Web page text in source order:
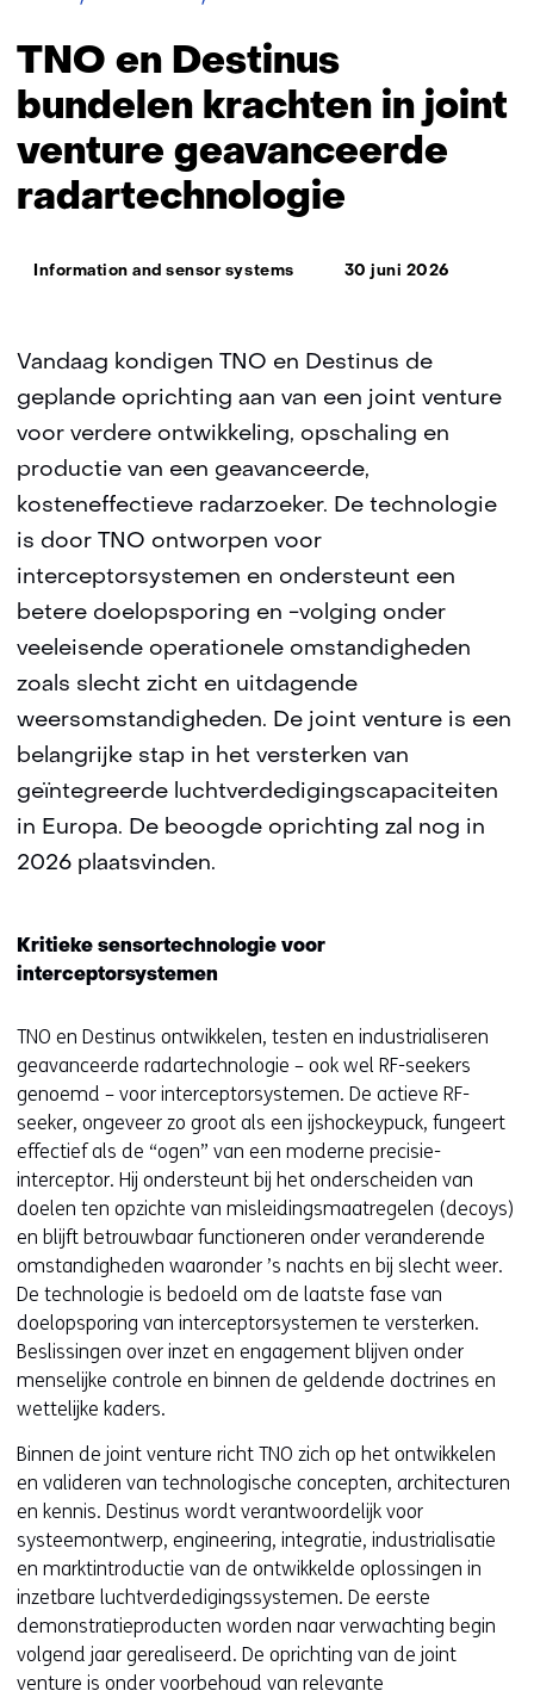
Destinus
bundelen
krachten
in
joint
venture
geavanceerde
radartechnologie
TNO en Destinus
bundelen krachten in joint
venture geavanceerde
radartechnologie
Thema:
Information and sensor systems 30 juni 2026
Vandaag kondigen TNO en Destinus de
geplande oprichting aan van een joint venture
voor verdere ontwikkeling, opschaling en
productie van een geavanceerde,
kosteneffectieve radarzoeker. De technologie
is door TNO ontworpen voor
interceptorsystemen en ondersteunt een
betere doelopsporing en -volging onder
veeleisende operationele omstandigheden
zoals slecht zicht en uitdagende
weersomstandigheden. De joint venture is een
belangrijke stap in het versterken van
geïntegreerde luchtverdedigingscapaciteiten
in Europa. De beoogde oprichting zal nog in
2026 plaatsvinden.
Kritieke sensortechnologie voor
interceptorsystemen
TNO en Destinus ontwikkelen, testen en industrialiseren
geavanceerde radartechnologie – ook wel RF-seekers
genoemd – voor interceptorsystemen. De actieve RF-
seeker, ongeveer zo groot als een ijshockeypuck, fungeert
effectief als de “ogen” van een moderne precisie-
interceptor. Hij ondersteunt bij het onderscheiden van
doelen ten opzichte van misleidingsmaatregelen (decoys)
en blijft betrouwbaar functioneren onder veranderende
omstandigheden waaronder ’s nachts en bij slecht weer.
De technologie is bedoeld om de laatste fase van
doelopsporing van interceptorsystemen te versterken.
Beslissingen over inzet en engagement blijven onder
menselijke controle en binnen de geldende doctrines en
wettelijke kaders.
Binnen de joint venture richt TNO zich op het ontwikkelen
en valideren van technologische concepten, architecturen
en kennis. Destinus wordt verantwoordelijk voor
systeemontwerp, engineering, integratie, industrialisatie
en marktintroductie van de ontwikkelde oplossingen in
inzetbare luchtverdedigingssystemen. De eerste
demonstratieproducten worden naar verwachting begin
volgend jaar gerealiseerd. De oprichting van de joint
venture is onder voorbehoud van relevante